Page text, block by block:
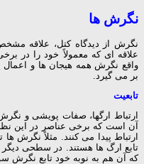
نگرش ها
نگرش از دیدگاه کتل، علاقه
علاقه ای که معمولاً خود را در
واقع نگرش همه هیجان ها و
بر می گیرد.
تابعیت
ارتباط ارگها، صفات پویشی و
آن است که برخی عناصر در این
ارتباط پیدا می کنند. مثلاً نگرش ها
تابع ارگ ها هستند. در سطحی
که آن هم به نوبه ‌خود تابع نگرش